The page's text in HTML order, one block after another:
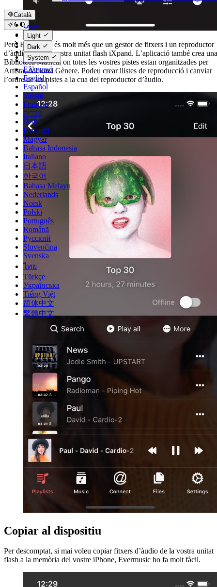
Català
عربي
Català
Čeština
Dansk
Deutsch
Ελληνικά
English
Español
Suomi
Français
עברית
हिन्दी
Hrvatski
Magyar
Bahasa Indonesia
Italiano
日本語
한국어
Bahasa Melayu
Nederlands
Norsk
Polski
Português
Română
Русский
Slovenčina
Svenska
ไทย
Türkçe
Українська
Tiếng Việt
简体中文
繁體中文
Light
Dark
System
Però Evermusic és molt més que un gestor de fitxers i un reproductor
d’àudio per a la vostra unitat flash iXpand. L’aplicació també crea una
Biblioteca Musical on totes les vostres pistes estan organitzades per
Artista, Àlbum i Gènere. Podeu crear llistes de reproducció i canviar
l’ordre de les pistes a la cua del reproductor d’àudio.
Copiar al dispositiu
Per descomptat, si mai voleu copiar fitxers d’àudio de la vostra unitat
flash a la memòria del vostre iPhone, Evermusic ho fa molt fàcil.